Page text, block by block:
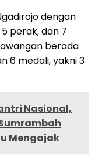
dengan
perak, dan 7
berada
6 medali, yakni 3
Nasional,
Mengajak